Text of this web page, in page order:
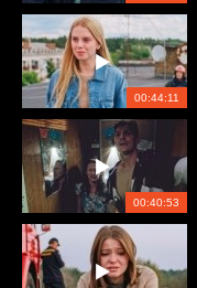
00:44:11
00:40:53